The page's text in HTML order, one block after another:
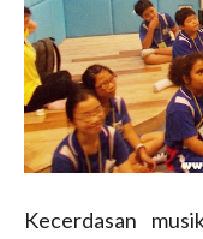
Kecerdasan